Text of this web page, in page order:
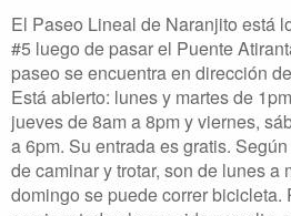
El Paseo Lineal de Naranjito está
#5 luego de pasar el Puente
paseo se encuentra en dirección
Está abierto: lunes y martes de
jueves de 8am a 8pm y viernes,
a 6pm. Su entrada es gratis.
de caminar y trotar, son de lunes a
domingo se puede correr